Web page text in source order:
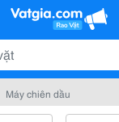
Máy chiên dầu